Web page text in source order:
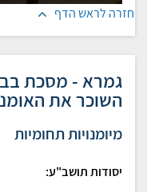
חזרה לראש הדף
גמרא - מסכת
השוכר את
מיומנויות תחומיות
יסודות תושב"ע: